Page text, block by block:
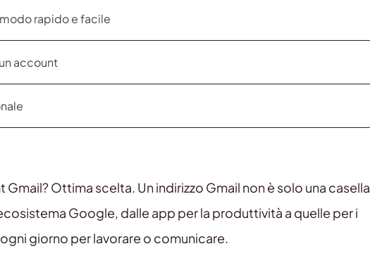
rapido e facile
account
Ottima scelta. Un indirizzo Gmail non è solo una casella
Google, dalle app per la produttività a quelle per i
giorno per lavorare o comunicare.